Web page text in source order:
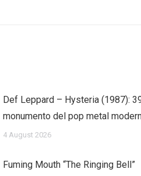
Def Leppard – Hysteria (1987):
monumento del pop metal
4 August 2026
Fuming Mouth “The Ringing Bell”